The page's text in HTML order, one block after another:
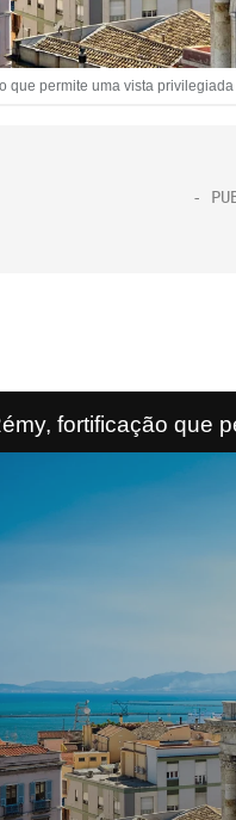
que permite uma vista
fortificação que
cidade da ilha